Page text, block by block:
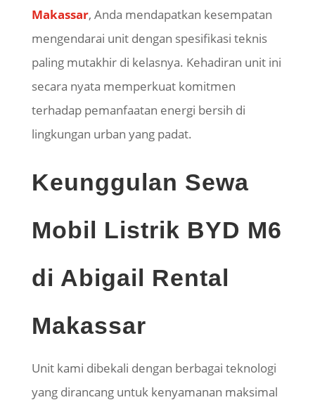
Makassar, Anda mendapatkan kesempatan
mengendarai unit dengan spesifikasi teknis
paling mutakhir di kelasnya. Kehadiran unit ini
secara nyata memperkuat komitmen
terhadap pemanfaatan energi bersih di
lingkungan urban yang padat.
Keunggulan Sewa
Mobil Listrik BYD M6
di Abigail Rental
Makassar
Unit kami dibekali dengan berbagai teknologi
yang dirancang untuk kenyamanan maksimal